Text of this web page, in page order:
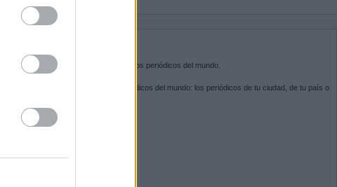
Kiosko.net es la puerta de entrada a los periódicos del mundo.
Navega por las portadas de los periódicos del mundo: los periódicos de tu ciudad, de tu país o
SÍGUENOS